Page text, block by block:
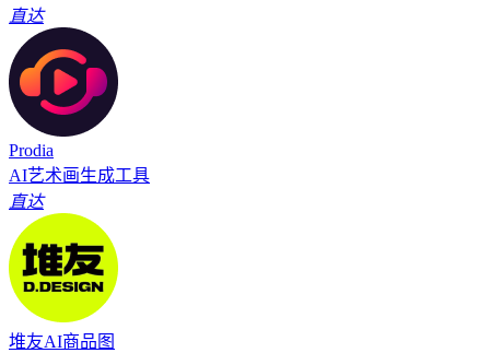
直达
Prodia
AI艺术画生成工具
直达
堆友AI商品图